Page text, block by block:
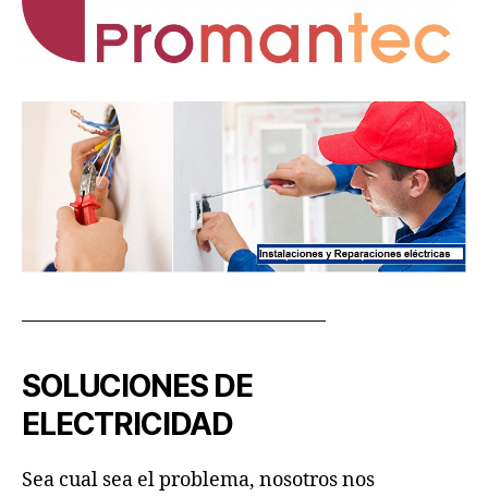
———————————————–
SOLUCIONES DE
ELECTRICIDAD
Sea cual sea el problema, nosotros nos